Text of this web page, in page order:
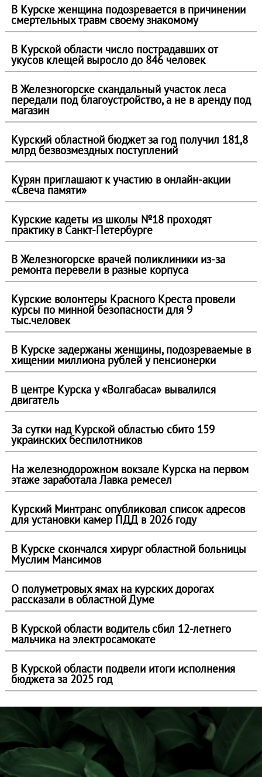
В Курске женщина подозревается в причинении
смертельных травм своему знакомому
В Курской области число пострадавших от
укусов клещей выросло до 846 человек
В Железногорске скандальный участок леса
передали под благоустройство, а не в аренду под
магазин
Курский областной бюджет за год получил 181,8
млрд безвозмездных поступлений
Курян приглашают к участию в онлайн-акции
«Свеча памяти»
Курские кадеты из школы №18 проходят
практику в Санкт-Петербурге
В Железногорске врачей поликлиники из-за
ремонта перевели в разные корпуса
Курские волонтеры Красного Креста провели
курсы по минной безопасности для 9
тыс.человек
В Курске задержаны женщины, подозреваемые в
хищении миллиона рублей у пенсионерки
В центре Курска у «Волгабаса» вывалился
двигатель
За сутки над Курской областью сбито 159
украинских беспилотников
На железнодорожном вокзале Курска на первом
этаже заработала Лавка ремесел
Курский Минтранс опубликовал список адресов
для установки камер ПДД в 2026 году
В Курске скончался хирург областной больницы
Муслим Мансимов
О полуметровых ямах на курских дорогах
рассказали в областной Думе
В Курской области водитель сбил 12-летнего
мальчика на электросамокате
В Курской области подвели итоги исполнения
бюджета за 2025 год